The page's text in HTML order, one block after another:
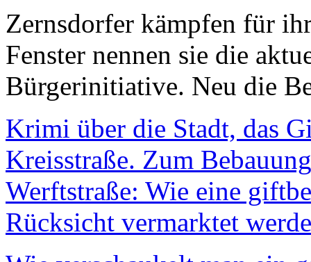
Zernsdorfer kämpfen für
Fenster nennen sie die
Bürgerinitiative. Neu die
Krimi über die Stadt, das
Kreisstraße. Zum
Werftstraße: Wie eine
Rücksicht vermarktet